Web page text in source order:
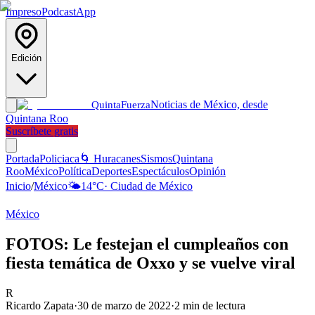
ImpresoPodcastApp
Edición
QuintaFuerzaNoticias de México, desde
Quintana Roo
Suscríbete gratis
PortadaPoliciaca 🌀 HuracanesSismosQuintana
RooMéxicoPolíticaDeportesEspectáculosOpinión
Inicio/México🌤️14°C· Ciudad de México
México
FOTOS: Le festejan el cumpleaños con
fiesta temática de Oxxo y se vuelve viral
R
Ricardo Zapata·30 de marzo de 2022·2 min de lectura